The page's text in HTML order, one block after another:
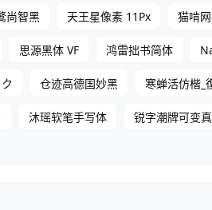
尚智黑 天王星像素 11Px 猫啃
思源黑体 VF 鸿雷拙书简体
仓迹高德国妙黑 寒蝉活仿楷_
沐瑶软笔手写体 锐字潮牌可变